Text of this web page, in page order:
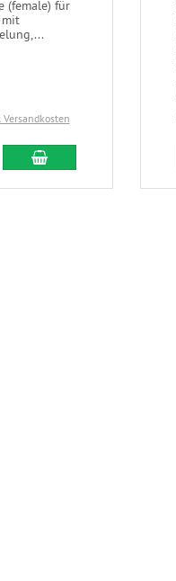
(female) für
mit
Versandkosten
In den Warenkorb